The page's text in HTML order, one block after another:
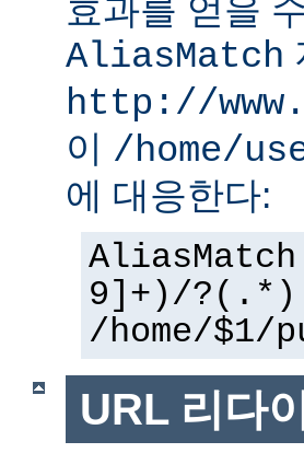
효과를 얻을
AliasMatch
http://
이 /home/
에 대응한다:
9]+)/?(.*)
/home/$1/
URL 리다